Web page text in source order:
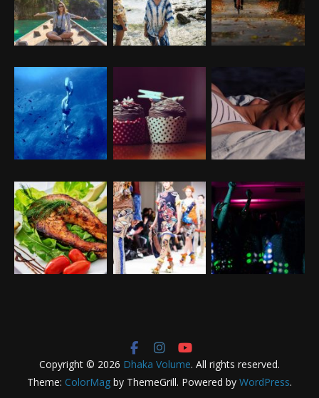
Copyright © 2026 Dhaka Volume. All rights reserved.
Theme: ColorMag by ThemeGrill. Powered by WordPress.